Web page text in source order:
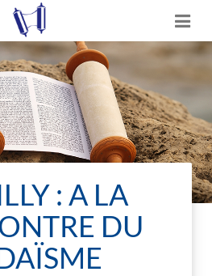
: A LA
DU